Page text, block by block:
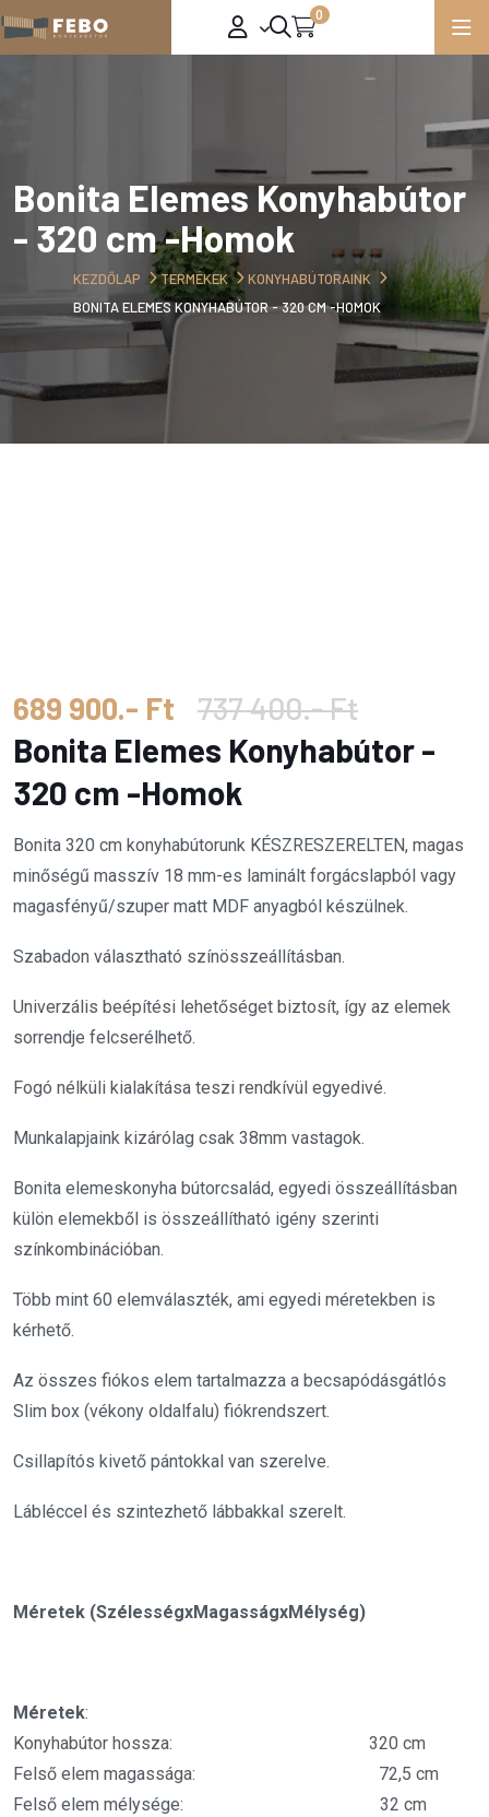
0
Bonita Elemes Konyhabútor
- 320 cm -Homok
KEZDŐLAP TERMÉKEK
KONYHABÚTORAINK
BONITA ELEMES KONYHABÚTOR - 320 CM -HOMOK
689 900.- Ft 737 400.- Ft
Bonita Elemes Konyhabútor -
320 cm -Homok
Bonita 320 cm konyhabútorunk KÉSZRESZERELTEN, magas
minőségű masszív 18 mm-es laminált forgácslapból vagy
magasfényű/szuper matt MDF anyagból készülnek.
Szabadon választható színösszeállításban.
Univerzális beépítési lehetőséget biztosít, így az elemek
sorrendje felcserélhető.
Fogó nélküli kialakítása teszi rendkívül egyedivé.
Munkalapjaink kizárólag csak 38mm vastagok.
Bonita elemeskonyha bútorcsalád, egyedi összeállításban
külön elemekből is összeállítható igény szerinti
színkombinációban.
Több mint 60 elemválaszték, ami egyedi méretekben is
kérhető.
Az összes fiókos elem tartalmazza a becsapódásgátlós
Slim box (vékony oldalfalu) fiókrendszert.
Csillapítós kivető pántokkal van szerelve.
Lábléccel és szintezhető lábbakkal szerelt.
Méretek (SzélességxMagasságxMélység)
Méretek:
Konyhabútor hossza: 320 cm
Felső elem magassága: 72,5 cm
Felső elem mélysége: 32 cm